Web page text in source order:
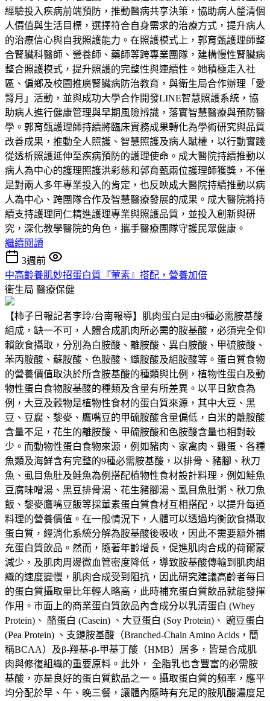
經驗投入疾病前端預防，推動醫病共享決策，協助病人釐清個
人價值與生活目標，選擇符合自身需求的治療方式，提升病人
的治療信心與自我照護能力。在照護模式上，郭育甄護理師整
合腎臟科醫師、營養師、藥師等跨專業團隊，建構慢性腎臟病
整合照護模式，提升照護的完整性與連續性。她積極走入社
區、偏鄉及校園推廣腎臟病防治教育，與衛生局合作辦理「愛
腎月」活動，並與成功大學合作開發LINE智慧照護系統，協
助病人進行健康管理與早期風險辨識，落實智慧醫療與預防醫
學。郭育甄護理師持續將臨床實務成果轉化為學術研究與品質
改善成果，推動全人照護、智慧照護及病人賦權，以行動實踐
從透析照護延伸至疾病預防的護理使命。成大醫院持續推動以
病人為中心的護理照護洪彩慈和郭育甄兩位護理師獲獎，不僅
是對兩人多年專業投入的肯定，也反映成大醫院持續推動以病
人為中心、跨團隊合作及智慧醫療發展的成果。成大醫院將持
續支持護理同仁精進護理專業與照護品質，並投入創新與研
究，深化教學醫院的角色，攜手醫療團隊守護民眾健康。
繼續閱讀
3週前
中高齡養肌妙招蛋白質『葷素』搭配，營養加倍
衛生局 醫療保健
【柿子日報記者李玲/台南報導】肌肉蛋白是由9種必需胺基酸
組成，缺一不可，人體合成肌肉所必需的胺基酸，必須完全仰
賴飲食攝取，分別為白胺酸、離胺酸、異白胺酸、甲硫胺酸、
苯丙胺酸、蘇胺酸、色胺酸、纈胺酸及組胺酸等。蛋白質食物
的營養價值取決於所含胺基酸的種類與比例，植物性蛋白及動
物性蛋白食物胺基酸的種類及含量有所差異。以平日飲食為
例，大豆及穀物是植物性食材的蛋白質來源，其中大豆、黑
豆、豆腐、黎麥、鷹嘴豆的甲硫胺酸含量偏低，白米的離胺酸
含量不足，花生的離胺酸、甲硫胺酸和色胺酸含量也相對較
少。而動物性蛋白食物來源，例如豬肉、家禽肉、雞蛋、各種
魚類及海鮮含有完整的9種必需胺基酸，以排骨、豬腳、秋刀
魚、虱目魚肚及鮭魚為例搭配植物性食材設計料理，例如鮭魚
豆腐味噌湯、黑豆排骨湯、花生豬腳湯、虱目魚肚粥、秋刀魚
飯、黎麥鷹嘴豆飯等採葷素蛋白質食材互相搭配，以提升每道
料理的營養價值。在一般情況下，人體可以透過均衡飲食攝取
蛋白質，經消化系統分解為胺基酸後吸收，因此不需要額外補
充蛋白質飲品。然而，隨著年齡增長，促進肌肉合成的荷爾蒙
減少，及肌肉周邊微血管密度降低，導致胺基酸傳輸到肌肉組
織的速度變慢，肌肉合成受到阻抗，因此研究建議高齡者每日
的蛋白質攝取量比年輕人略高，此時補充蛋白質飲品就能發揮
作用。市面上的商業蛋白質飲品內含成分以乳清蛋白 (Whey
Protein)、 酪蛋白 (Casein) 、大豆蛋白 (Soy Protein)、 豌豆蛋白
(Pea Protein) 、支鏈胺基酸（Branched-Chain Amino Acids，簡
稱BCAA）及β-羥基-β-甲基丁酸（HMB）居多，皆是合成肌
肉與修復組織的重要原料。此外， 全脂乳也含豐富的必需胺
基酸，亦是良好的蛋白質飲品之一。攝取蛋白質的頻率，應平
均分配於早、午、晚三餐，讓體內隨時有充足的胺肌酸濃度足